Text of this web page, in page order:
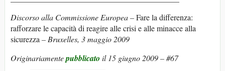
Discorso alla Commissione Europea –Fare la differenza:
rafforzare le capacità di reagire alle crisi e alle minacce alla
sicurezza – Bruxelles, 3 maggio 2009
Originariamentepubblicato il 15 giugno 2009 – #67